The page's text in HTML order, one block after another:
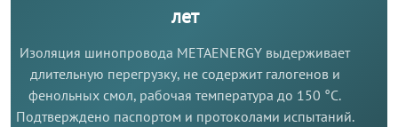
лет
Изоляция шинопровода METAENERGY выдерживает
длительную перегрузку, не содержит галогенов и
фенольных смол, рабочая температура до 150 °C.
Подтверждено паспортом и протоколами испытаний.